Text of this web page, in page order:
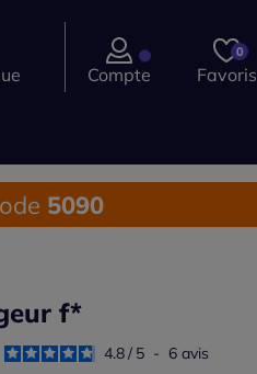
Compte
0
Favoris
5090
f*
4.8/ 5 - 6avis